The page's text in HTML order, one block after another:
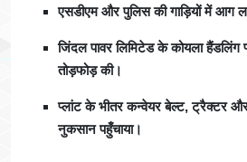
एसडीएम और पुलिस की गाड़ियों में आग
जिंदल पावर लिमिटेड के कोयला
तोड़फोड़ की।
प्लांट के भीतर कन्वेयर बेल्ट, ट्रैक्टर और
नुकसान पहुँचाया।